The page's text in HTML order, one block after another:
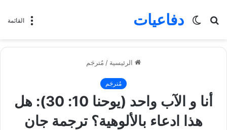
القائمة دفاعيات
بحث
الوضع
الرئيسية / مُترجَم
مُترجَم
أنا و الآب واحد (يوحنا 10: 30): هل
هذا ادعاء بالألوهية؟ ترجمة جان